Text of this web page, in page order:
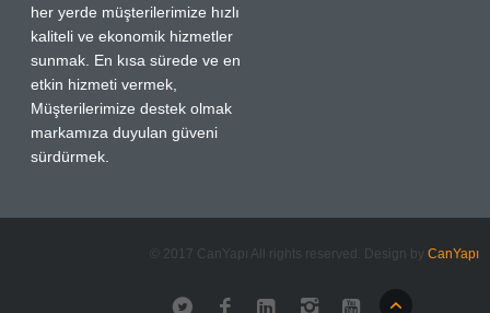
her yerde müşterilerimize hızlı
kaliteli ve ekonomik hizmetler
sunmak. En kısa sürede ve en
etkin hizmeti vermek,
Müşterilerimize destek olmak
markamıza duyulan güveni
sürdürmek.
© 2017 CanYapı All rights reserved. Design by CanYapı